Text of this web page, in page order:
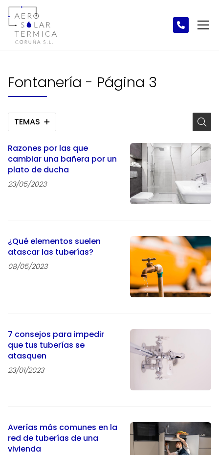
Fontanería - Página 3
TEMAS
Razones por las que
cambiar una bañera por un
plato de ducha
23/05/2023
¿Qué elementos suelen
atascar las tuberías?
08/05/2023
7 consejos para impedir
que tus tuberías se
atasquen
23/01/2023
Averías más comunes en la
red de tuberías de una
vivienda